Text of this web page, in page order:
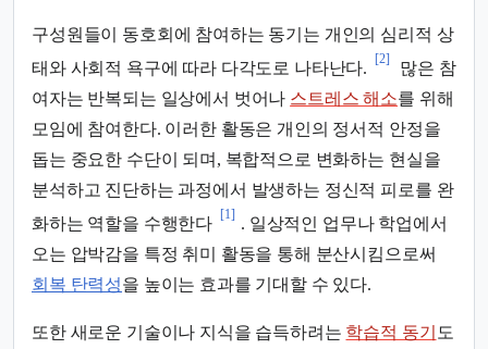
구성원들이 동호회에 참여하는 동기는 개인의 심리적 상
태와 사회적 욕구에 따라 다각도로 나타난다.
[2]
많은 참
여자는 반복되는 일상에서 벗어나 스트레스 해소를 위해
모임에 참여한다. 이러한 활동은 개인의 정서적 안정을
돕는 중요한 수단이 되며, 복합적으로 변화하는 현실을
분석하고 진단하는 과정에서 발생하는 정신적 피로를 완
화하는 역할을 수행한다
[1]
. 일상적인 업무나 학업에서
오는 압박감을 특정 취미 활동을 통해 분산시킴으로써
회복 탄력성을 높이는 효과를 기대할 수 있다.
또한 새로운 기술이나 지식을 습득하려는 학습적 동기 도